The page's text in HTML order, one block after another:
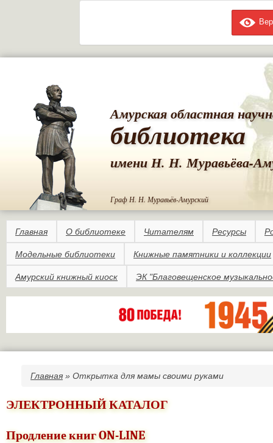
Амурская областная
библиотека
имени Н. Н. Муравьёва-
Граф Н. Н. Муравьёв-Амурский
Главная О библиотеке Читателям Ресурсы
Модельные библиотеки Книжные памятники и коллекции
Амурский книжный киоск ЭК "Благовещенское
Вы здесь
Главная » Открытка для мамы своими руками
ЭЛЕКТРОННЫЙ КАТАЛОГ
Продление книг ON-LINE